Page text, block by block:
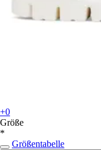
+0
Größe
*
Größentabelle